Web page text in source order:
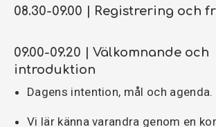
08.30-09.00 | Registrering och
09.00-09.20 | Välkomnande och
introduktion
Dagens intention, mål och agenda.
Vi lär känna varandra genom en